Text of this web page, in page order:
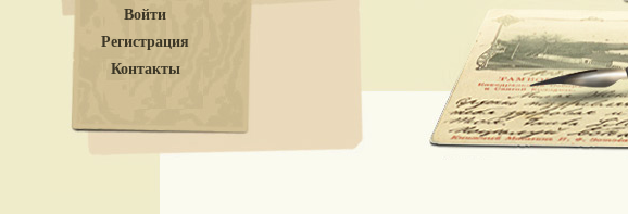
Войти
Регистрация
Контакты